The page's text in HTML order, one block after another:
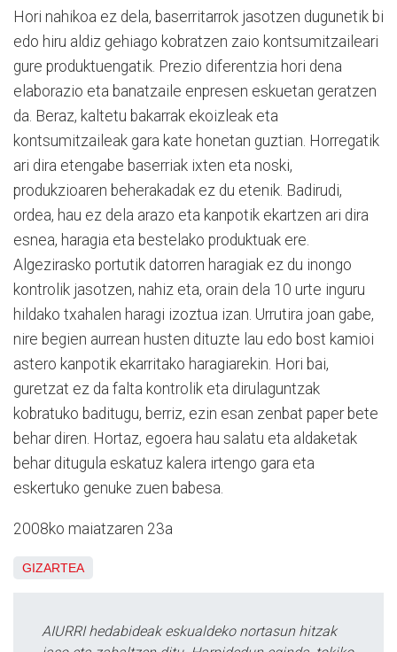
Hori nahikoa ez dela, baserritarrok jasotzen dugunetik bi
edo hiru aldiz gehiago kobratzen zaio kontsumitzaileari
gure produktuengatik. Prezio diferentzia hori dena
elaborazio eta banatzaile enpresen eskuetan geratzen
da. Beraz, kaltetu bakarrak ekoizleak eta
kontsumitzaileak gara kate honetan guztian. Horregatik
ari dira etengabe baserriak ixten eta noski,
produkzioaren beherakadak ez du etenik. Badirudi,
ordea, hau ez dela arazo eta kanpotik ekartzen ari dira
esnea, haragia eta bestelako produktuak ere.
Algezirasko portutik datorren haragiak ez du inongo
kontrolik jasotzen, nahiz eta, orain dela 10 urte inguru
hildako txahalen haragi izoztua izan. Urrutira joan gabe,
nire begien aurrean husten dituzte lau edo bost kamioi
astero kanpotik ekarritako haragiarekin. Hori bai,
guretzat ez da falta kontrolik eta dirulaguntzak
kobratuko baditugu, berriz, ezin esan zenbat paper bete
behar diren. Hortaz, egoera hau salatu eta aldaketak
behar ditugula eskatuz kalera irtengo gara eta
eskertuko genuke zuen babesa.
2008ko maiatzaren 23a
GIZARTEA
AIURRI hedabideak eskualdeko nortasun hitzak